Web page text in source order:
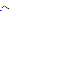
へ